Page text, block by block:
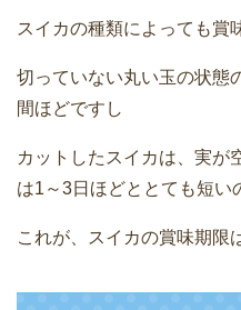
スイカの種類によっても賞
切っていない丸い玉の状態
間ほどですし
カットしたスイカは、実が
は1～3日ほどととても短い
これが、スイカの賞味期限